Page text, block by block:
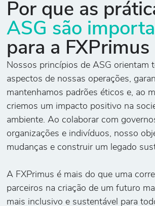
Por que as
ASG são
para a FXPrimus
Nossos princípios de ASG orientam
aspectos de nossas operações,
mantenhamos padrões éticos e, ao
criemos um impacto positivo na
ambiente. Ao colaborar com
organizações e indivíduos, nosso
mudanças e construir um legado
A FXPrimus é mais do que uma
parceiros na criação de um futuro
mais inclusivo e sustentável para